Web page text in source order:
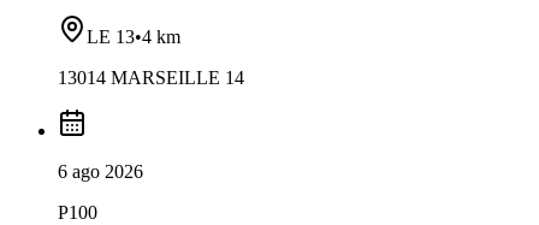
LE 13•4 km
13014 MARSEILLE 14
6 ago 2026
P100